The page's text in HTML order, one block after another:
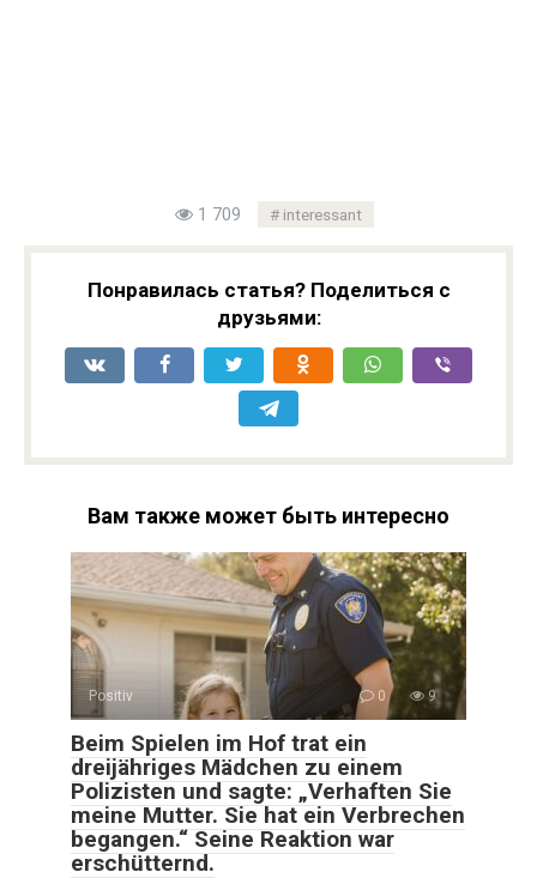
1 709 interessant
Понравилась статья? Поделиться с
друзьями:
Вам также может быть интересно
Positiv 0 9
Beim Spielen im Hof trat ein
dreijähriges Mädchen zu einem
Polizisten und sagte: „Verhaften Sie
meine Mutter. Sie hat ein Verbrechen
begangen.“ Seine Reaktion war
erschütternd.